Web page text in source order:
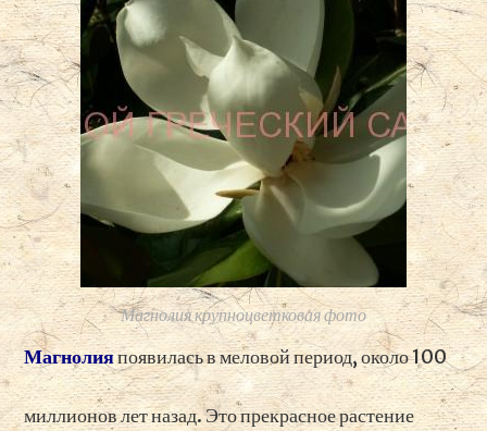
Магнолия крупноцветковая фото
Магнолияпоявилась в меловой период, около 100
миллионов лет назад. Это прекрасное растение